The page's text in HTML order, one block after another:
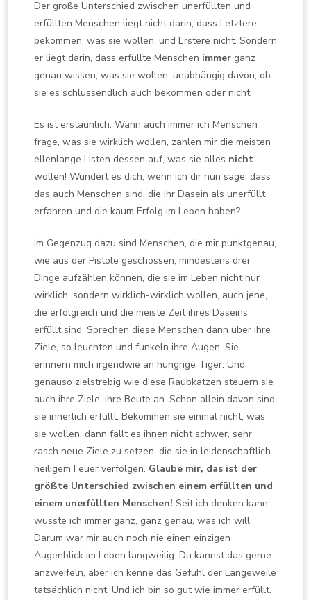
Der große Unterschied zwischen unerfüllten und
erfüllten Menschen liegt nicht darin, dass Letztere
bekommen, was sie wollen, und Erstere nicht. Sondern
er liegt darin, dass erfüllte Menschen immer ganz
genau wissen, was sie wollen, unabhängig davon, ob
sie es schlussendlich auch bekommen oder nicht.
Es ist erstaunlich: Wann auch immer ich Menschen
frage, was sie wirklich wollen, zählen mir die meisten
ellenlange Listen dessen auf, was sie alles nicht
wollen! Wundert es dich, wenn ich dir nun sage, dass
das auch Menschen sind, die ihr Dasein als unerfüllt
erfahren und die kaum Erfolg im Leben haben?
Im Gegenzug dazu sind Menschen, die mir punktgenau,
wie aus der Pistole geschossen, mindestens drei
Dinge aufzählen können, die sie im Leben nicht nur
wirklich, sondern wirklich-wirklich wollen, auch jene,
die erfolgreich und die meiste Zeit ihres Daseins
erfüllt sind. Sprechen diese Menschen dann über ihre
Ziele, so leuchten und funkeln ihre Augen. Sie
erinnern mich irgendwie an hungrige Tiger. Und
genauso zielstrebig wie diese Raubkatzen steuern sie
auch ihre Ziele, ihre Beute an. Schon allein davon sind
sie innerlich erfüllt. Bekommen sie einmal nicht, was
sie wollen, dann fällt es ihnen nicht schwer, sehr
rasch neue Ziele zu setzen, die sie in leidenschaftlich-
heiligem Feuer verfolgen. Glaube mir, das ist der
größte Unterschied zwischen einem erfüllten und
einem unerfüllten Menschen! Seit ich denken kann,
wusste ich immer ganz, ganz genau, was ich will.
Darum war mir auch noch nie einen einzigen
Augenblick im Leben langweilig. Du kannst das gerne
anzweifeln, aber ich kenne das Gefühl der Langeweile
tatsächlich nicht. Und ich bin so gut wie immer erfüllt.